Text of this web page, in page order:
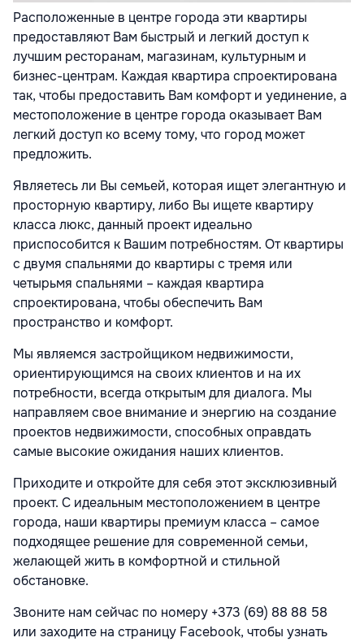
Расположенные в центре города эти квартиры
предоставляют Вам быстрый и легкий доступ к
лучшим ресторанам, магазинам, культурным и
бизнес-центрам. Каждая квартира спроектирована
так, чтобы предоставить Вам комфорт и уединение, а
местоположение в центре города оказывает Вам
легкий доступ ко всему тому, что город может
предложить.
Являетесь ли Вы семьей, которая ищет элегантную и
просторную квартиру, либо Вы ищете квартиру
класса люкс, данный проект идеально
приспособится к Вашим потребностям. От квартиры
с двумя спальнями до квартиры с тремя или
четырьмя спальнями – каждая квартира
спроектирована, чтобы обеспечить Вам
пространство и комфорт.
Мы являемся застройщиком недвижимости,
ориентирующимся на своих клиентов и на их
потребности, всегда открытым для диалога. Мы
направляем свое внимание и энергию на создание
проектов недвижимости, способных оправдать
самые высокие ожидания наших клиентов.
Приходите и откройте для себя этот эксклюзивный
проект. С идеальным местоположением в центре
города, наши квартиры премиум класса – самое
подходящее решение для современной семьи,
желающей жить в комфортной и стильной
обстановке.
Звоните нам сейчас по номеру +373 (69) 88 88 58
или заходите на страницу Facebook, чтобы узнать